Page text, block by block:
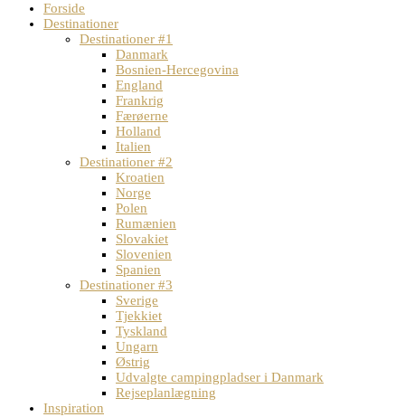
Forside
Destinationer
Destinationer #1
Danmark
Bosnien-Hercegovina
England
Frankrig
Færøerne
Holland
Italien
Destinationer #2
Kroatien
Norge
Polen
Rumænien
Slovakiet
Slovenien
Spanien
Destinationer #3
Sverige
Tjekkiet
Tyskland
Ungarn
Østrig
Udvalgte campingpladser i Danmark
Rejseplanlægning
Inspiration